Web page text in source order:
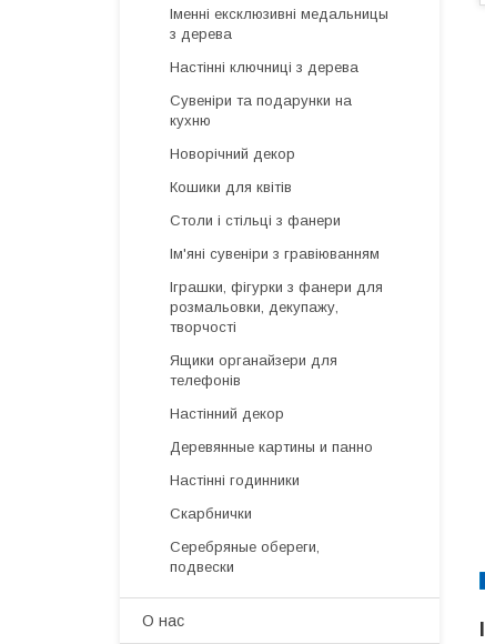
Іменні ексклюзивні медальницы
з дерева
Настінні ключниці з дерева
Сувеніри та подарунки на
кухню
Новорічний декор
Кошики для квітів
Столи і стільці з фанери
Ім'яні сувеніри з гравіюванням
Іграшки, фігурки з фанери для
розмальовки, декупажу,
творчості
Ящики органайзери для
телефонів
Настінний декор
Деревянные картины и панно
Настінні годинники
Скарбнички
Серебряные обереги,
подвески
О нас